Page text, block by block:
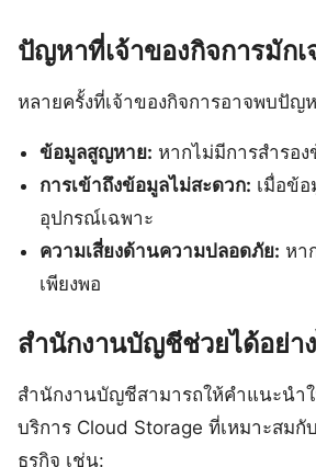
ปัญหาที่เจ้าของกิจการมักเ
หลายครั้งที่เจ้าของกิจการอาจพบปัญ
ข้อมูลสูญหาย: หากไม่มีการสำรอ
การเข้าถึงข้อมูลไม่สะดวก: เมื่อข้อ
อุปกรณ์เฉพาะ
ความเสี่ยงด้านความปลอดภัย: หา
เพียงพอ
สำนักงานบัญชีช่วยได้อย่า
สำนักงานบัญชีสามารถให้คำแนะนำใ
บริการ Cloud Storage ที่เหมาะสมกั
ธุรกิจ เช่น: